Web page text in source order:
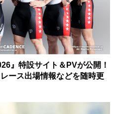
』特設サイト＆PVが公開！
ース出場情報などを随時更